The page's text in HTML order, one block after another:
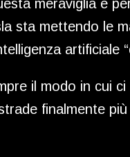
meraviglia e
sta mettendo le
il modo in cui
finalmente